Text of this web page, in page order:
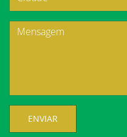
ENVIAR